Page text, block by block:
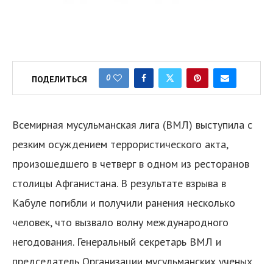
ПОДЕЛИТЬСЯ 0
Всемирная мусульманская лига (ВМЛ) выступила с
резким осуждением террористического акта,
произошедшего в четверг в одном из ресторанов
столицы Афганистана. В результате взрыва в
Кабуле погибли и получили ранения несколько
человек, что вызвало волну международного
негодования. Генеральный секретарь ВМЛ и